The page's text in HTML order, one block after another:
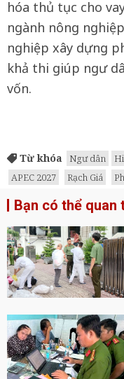
hóa thủ tục cho
ngành nông
nghiệp xây dựng
khả thi giúp ngư
vốn.
Từ khóa Ngư dân
APEC 2027
Rạch Giá
Bạn có thể quan